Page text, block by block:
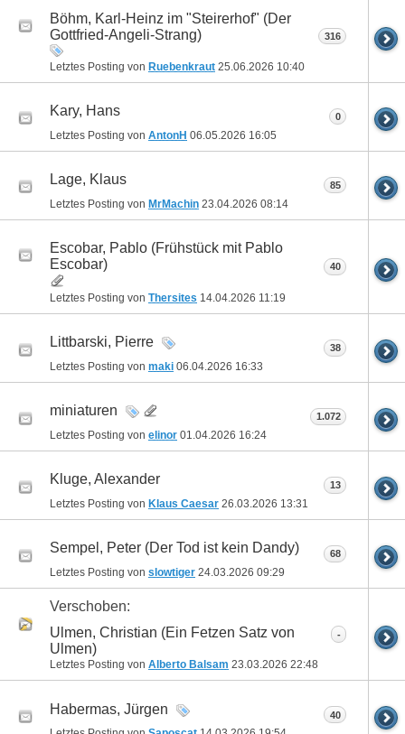
Böhm, Karl-Heinz im "Steirerhof" (Der
Gottfried-Angeli-Strang)
Letztes Posting von Ruebenkraut 25.06.2026 10:40
316
Kary, Hans
Letztes Posting von AntonH 06.05.2026 16:05
0
Lage, Klaus
Letztes Posting von MrMachin 23.04.2026 08:14
85
Escobar, Pablo (Frühstück mit Pablo
Escobar)
Letztes Posting von Thersites 14.04.2026 11:19
40
Littbarski, Pierre
Letztes Posting von maki 06.04.2026 16:33
38
miniaturen
Letztes Posting von elinor 01.04.2026 16:24
1.072
Kluge, Alexander
Letztes Posting von Klaus Caesar 26.03.2026 13:31
13
Sempel, Peter (Der Tod ist kein Dandy)
Letztes Posting von slowtiger 24.03.2026 09:29
68
Verschoben:
Ulmen, Christian (Ein Fetzen Satz von
Ulmen)
Letztes Posting von Alberto Balsam 23.03.2026 22:48
-
Habermas, Jürgen 40